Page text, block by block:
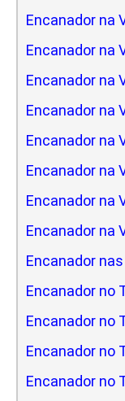
Encanador na
Encanador na
Encanador na
Encanador na
Encanador na
Encanador na
Encanador na
Encanador na
Encanador
Encanador no
Encanador no
Encanador no
Encanador no